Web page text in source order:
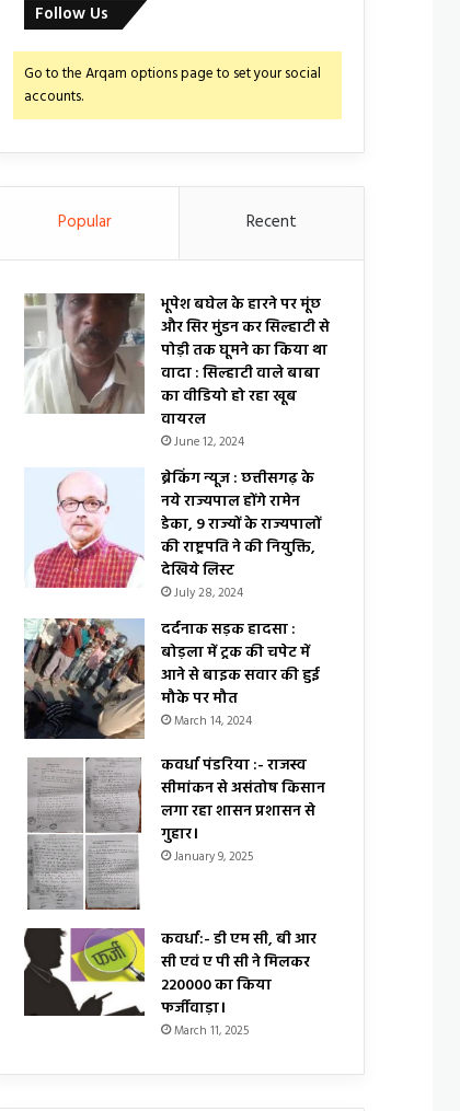
Follow Us
Go to the Arqam options page to set your social
accounts.
Popular Recent
भूपेश बघेल के हारने पर मूंछ
और सिर मुंडन कर सिल्हाटी से
पोड़ी तक घूमने का किया था
वादा : सिल्हाटी वाले बाबा
का वीडियो हो रहा खूब
वायरल
June 12, 2024
ब्रेकिंग न्यूज : छत्तीसगढ़ के
नये राज्यपाल होंगे रामेन
डेका, 9 राज्यों के राज्यपालों
की राष्ट्रपति ने की नियुक्ति,
देखिये लिस्ट
July 28, 2024
दर्दनाक सड़क हादसा :
बोड़ला में ट्रक की चपेट में
आने से बाइक सवार की हुई
मौके पर मौत
March 14, 2024
कवर्धा पंडरिया :- राजस्व
सीमांकन से असंतोष किसान
लगा रहा शासन प्रशासन से
गुहार।
January 9, 2025
कवर्धा:- डी एम सी, बी आर
सी एवं ए पी सी ने मिलकर
₹220000 का किया
फर्जीवाड़ा।
March 11, 2025